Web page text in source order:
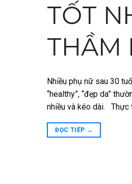
TỐT
THẦM
Nhiều phụ nữ sau 30
“healthy”, “đẹp da”
nhiều và kéo dài. Thực
ĐỌC TIẾP →